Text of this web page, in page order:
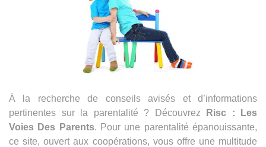
À la recherche de conseils avisés et d’informations
pertinentes sur la parentalité ? Découvrez
Risc : Les
Voies Des Parents. Pour une parentalité épanouissante,
ce site, ouvert aux coopérations, vous offre une multitude